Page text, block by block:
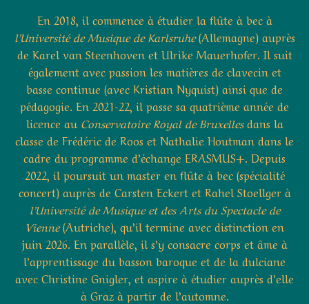
En 2018, il commence à étudier la flûte à bec à
l’Université de Musique de Karlsruhe(Allemagne) auprès
de Karel van Steenhoven et Ulrike Mauerhofer. Il suit
également avec passion les matières de clavecin et
basse continue (avec Kristian Nyquist) ainsi que de
pédagogie. En 2021-22, il passe sa quatrième année de
licence au Conservatoire Royal de Bruxellesdans la
classe de Frédéric de Roos et Nathalie Houtman dans le
cadre du programme d’échange ERASMUS+. Depuis
2022, il poursuit un master en flûte à bec (spécialité
concert) auprès de Carsten Eckert et Rahel Stoellger à
l’Université de Musique et des Arts du Spectacle de
Vienne(Autriche), qu’il termine avec distinction en
juin 2026. En parallèle, il s’y consacre corps et âme à
l’apprentissage du basson baroque et de la dulciane
avec Christine Gnigler, et aspire à étudier auprès d’elle
à Graz à partir de l’automne.